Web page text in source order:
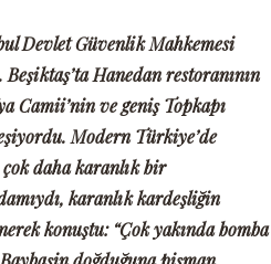
Devlet Güvenlik Mahkemesi
Beşiktaş’ta Hanedan restoranının
Camii’nin ve geniş Topkapı
Modern Türkiye’de
daha karanlık bir
karanlık kardeşliğin
konuştu:“Çok yakında bomba